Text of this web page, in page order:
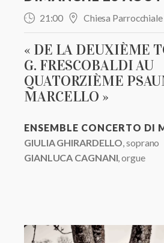
21:00 Chiesa Parrocchiale
« DE LA DEUXIÈME
G. FRESCOBALDI AU
QUATORZIÈME
MARCELLO »
ENSEMBLE CONCERTO DI
GIULIA GHIRARDELLO, soprano
GIANLUCA CAGNANI, orgue